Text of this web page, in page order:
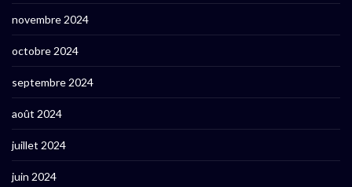
novembre 2024
octobre 2024
septembre 2024
août 2024
juillet 2024
juin 2024